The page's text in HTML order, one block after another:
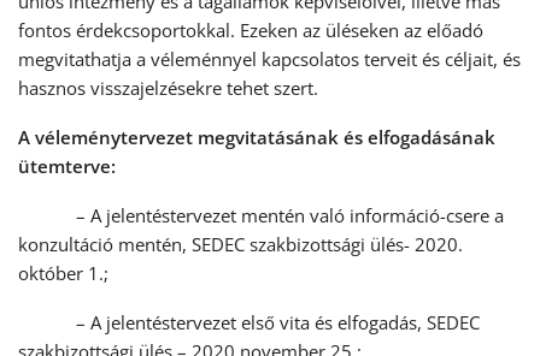
fontos érdekcsoportokkal. Ezeken az üléseken az előadó
megvitathatja a véleménnyel kapcsolatos terveit és céljait, és
hasznos visszajelzésekre tehet szert.
A véleménytervezet megvitatásának és elfogadásának
ütemterve:
– A jelentéstervezet mentén való információ-csere a
konzultáció mentén, SEDEC szakbizottsági ülés- 2020.
október 1.;
– A jelentéstervezet első vita és elfogadás, SEDEC
szakbizottsági ülés – 2020 november 25 ;